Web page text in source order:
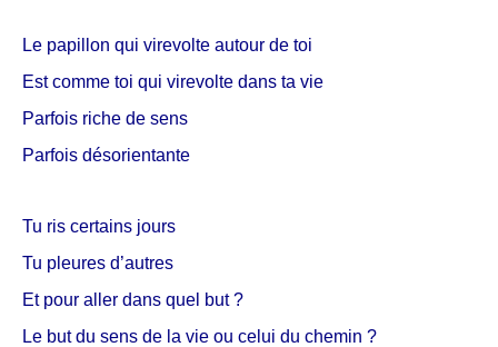
Le papillon qui virevolte autour de toi
Est comme toi qui virevolte dans ta vie
Parfois riche de sens
Parfois désorientante
Tu ris certains jours
Tu pleures d’autres
Et pour aller dans quel but ?
Le but du sens de la vie ou celui du chemin ?